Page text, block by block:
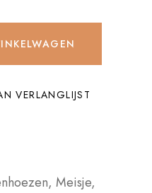
VERLANGLIJST
,Meisje,